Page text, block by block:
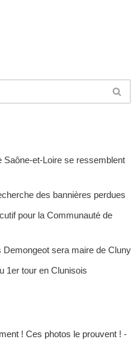
Saône-et-Loire se ressemblent
des bannières perdues
pour la Communauté de
sera maire de Cluny
1er tour en Clunisois
! Ces photos le prouvent ! -